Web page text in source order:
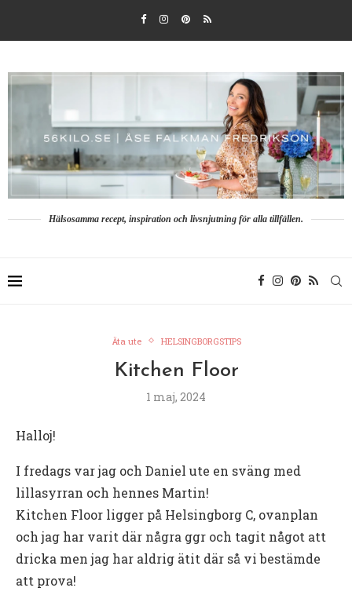
Hälsosamma recept, inspiration och livsnjutning för alla tillfällen.
Äta ute HELSINGBORGSTIPS
Kitchen Floor
1 maj, 2024
Halloj!
I fredags var jag och Daniel ute en sväng med
lillasyrran och hennes Martin!
Kitchen Floor ligger på Helsingborg C, ovanplan
och jag har varit där några ggr och tagit något att
dricka men jag har aldrig ätit där så vi bestämde
att prova!